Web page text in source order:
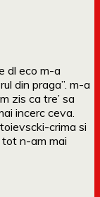
dl eco m-a
din praga”. m-a
zis ca tre’ sa
incerc ceva.
crima si
n-am mai